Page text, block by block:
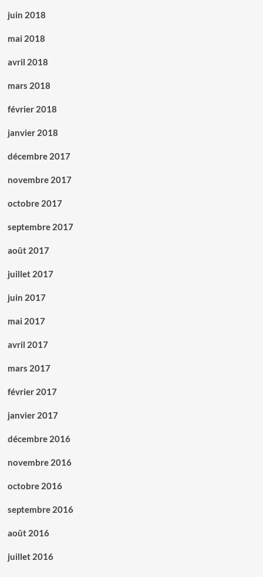
juin 2018
mai 2018
avril 2018
mars 2018
février 2018
janvier 2018
décembre 2017
novembre 2017
octobre 2017
septembre 2017
août 2017
juillet 2017
juin 2017
mai 2017
avril 2017
mars 2017
février 2017
janvier 2017
décembre 2016
novembre 2016
octobre 2016
septembre 2016
août 2016
juillet 2016